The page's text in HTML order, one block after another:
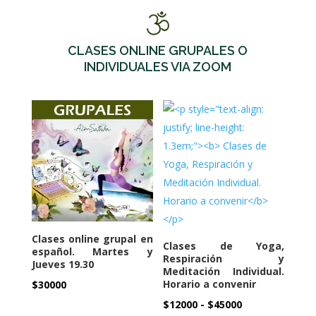
CLASES ONLINE GRUPALES O
INDIVIDUALES VIA ZOOM
Clases online grupal en
español. Martes y
Jueves 19.30
$30000
Clases de Yoga,
Respiración y
Meditación Individual.
Horario a convenir
$12000 - $45000Rango